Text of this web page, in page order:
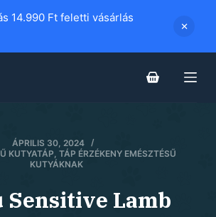
14.990 Ft feletti vásárlás
ÁPRILIS 30, 2024
KUTYATÁP,TÁP ÉRZÉKENY EMÉSZTÉSŰ
KUTYÁKNAK
Sensitive Lamb